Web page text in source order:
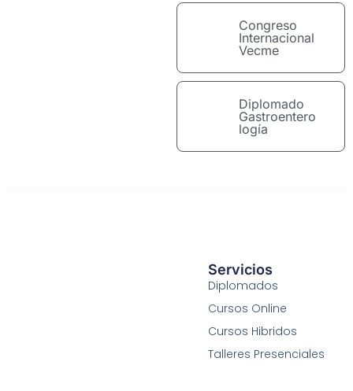
Congreso
Internacional
Vecme
Diplomado
Gastroentero
logía
Servicios
Diplomados
Cursos Online
Cursos Hibridos
Talleres Presenciales